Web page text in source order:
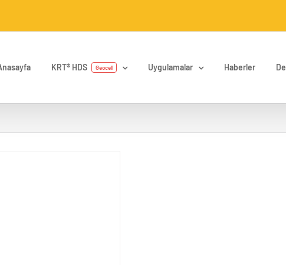
KRT® HDS Geocell Uygulamalar Haberler